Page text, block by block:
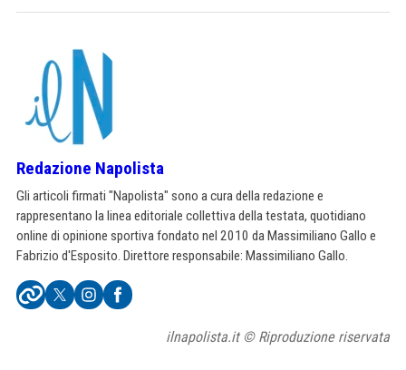
Redazione Napolista
Gli articoli firmati "Napolista" sono a cura della redazione e
rappresentano la linea editoriale collettiva della testata, quotidiano
online di opinione sportiva fondato nel 2010 da Massimiliano Gallo e
Fabrizio d'Esposito. Direttore responsabile: Massimiliano Gallo.
ilnapolista.it © Riproduzione riservata